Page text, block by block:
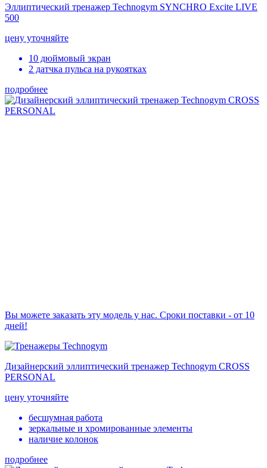
Эллиптический тренажер Technogym SYNCHRO Excite LIVE
500
цену уточняйте
10 дюймовый экран
2 датчка пульса на рукоятках
подробнее
Вы можете заказать эту модель у нас. Сроки поставки - от 10
дней!
Дизайнерский эллиптический тренажер Technogym CROSS
PERSONAL
цену уточняйте
бесшумная работа
зеркальные и хромированные элементы
наличие колонок
подробнее